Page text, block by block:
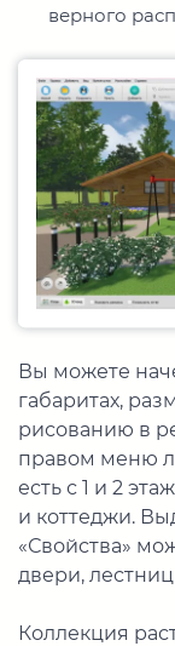
верного
Вы можете
габаритах,
рисованию в
правом меню
есть с 1 и 2
и коттеджи.
«Свойства»
двери,
Коллекция